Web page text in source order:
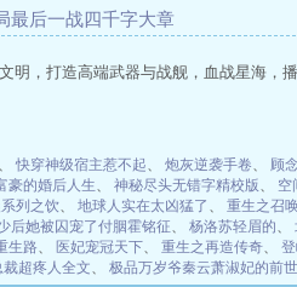
最后一战四千字大章
明，打造高端武器与战舰，血战星海，
、 快穿神级宿主惹不起、 炮灰逆袭手卷、 顾
豪的婚后人生、 神秘尽头无错字精校版、 空
列之饮、 地球人实在太凶猛了 、 重生之召
后她被囚宠了付胭霍铭征、 杨洛苏轻眉的、
生路、 医妃宠冠天下、 重生之再造传奇、
裁超疼人全文、 极品万岁爷秦云萧淑妃的前世